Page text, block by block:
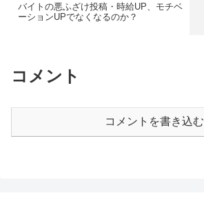
バイトの悪ふざけ投稿・時給UP、モチベ
ーションUPでなくなるのか？
コメント
コメントを書き込む